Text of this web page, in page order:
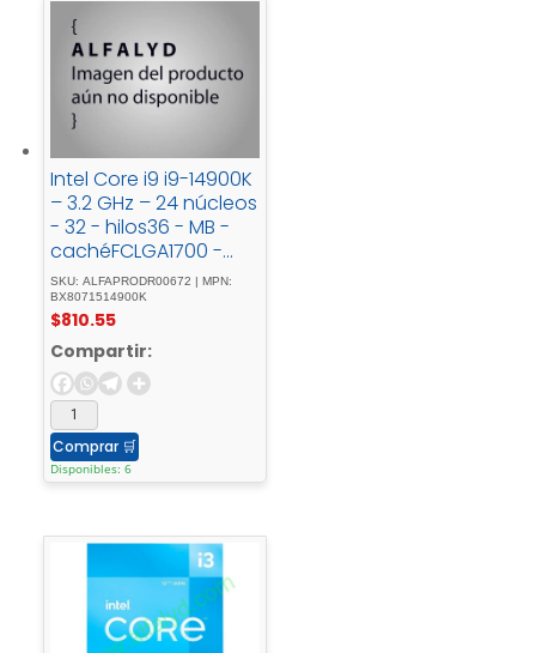
Intel Core i9 i9-14900K
– 3.2 GHz – 24 núcleos
- 32 - hilos36 - MB -
cachéFCLGA1700 -
SocketCaja
SKU: ALFAPRODR00672 | MPN:
BX8071514900K
$810.55
Compartir:
Comprar 🛒
Disponibles: 6